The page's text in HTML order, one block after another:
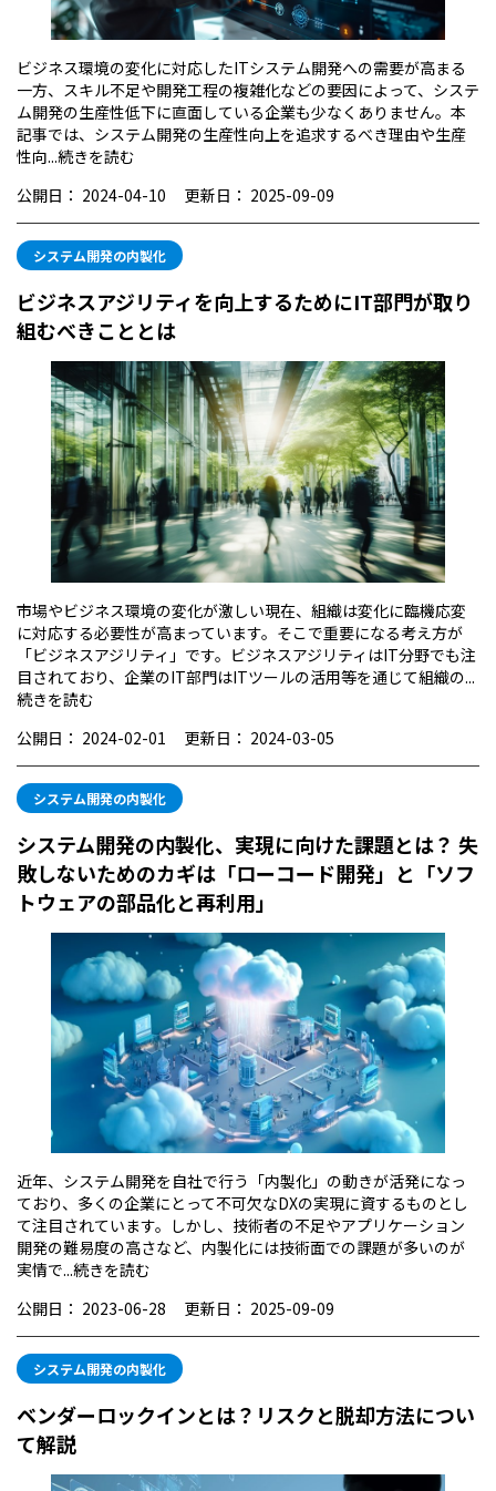
ビジネス環境の変化に対応したITシステム開発への需要が高まる
一方、スキル不足や開発工程の複雑化などの要因によって、システ
ム開発の生産性低下に直面している企業も少なくありません。本
記事では、システム開発の生産性向上を追求するべき理由や生産
性向...続きを読む
公開日： 2024-04-10 更新日： 2025-09-09
システム開発の内製化
ビジネスアジリティを向上するためにIT部門が取り
組むべきこととは
市場やビジネス環境の変化が激しい現在、組織は変化に臨機応変
に対応する必要性が高まっています。そこで重要になる考え方が
「ビジネスアジリティ」です。ビジネスアジリティはIT分野でも注
目されており、企業のIT部門はITツールの活用等を通じて組織の...
続きを読む
公開日： 2024-02-01 更新日： 2024-03-05
システム開発の内製化
システム開発の内製化、実現に向けた課題とは？ 失
敗しないためのカギは「ローコード開発」と「ソフ
トウェアの部品化と再利用」
近年、システム開発を自社で行う「内製化」の動きが活発になっ
ており、多くの企業にとって不可欠なDXの実現に資するものとし
て注目されています。しかし、技術者の不足やアプリケーション
開発の難易度の高さなど、内製化には技術面での課題が多いのが
実情で...続きを読む
公開日： 2023-06-28 更新日： 2025-09-09
システム開発の内製化
ベンダーロックインとは？リスクと脱却方法につい
て解説